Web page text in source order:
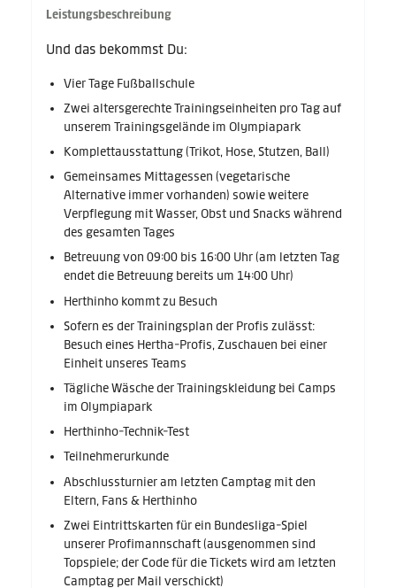
Leistungsbeschreibung
Und das bekommst Du:
Vier Tage Fußballschule
Zwei altersgerechte Trainingseinheiten pro Tag auf
unserem Trainingsgelände im Olympiapark
Komplettausstattung (Trikot, Hose, Stutzen, Ball)
Gemeinsames Mittagessen (vegetarische
Alternative immer vorhanden) sowie weitere
Verpflegung mit Wasser, Obst und Snacks während
des gesamten Tages
Betreuung von 09:00 bis 16:00 Uhr (am letzten Tag
endet die Betreuung bereits um 14:00 Uhr)
Herthinho kommt zu Besuch
Sofern es der Trainingsplan der Profis zulässt:
Besuch eines Hertha-Profis, Zuschauen bei einer
Einheit unseres Teams
Tägliche Wäsche der Trainingskleidung bei Camps
im Olympiapark
Herthinho-Technik-Test
Teilnehmerurkunde
Abschlussturnier am letzten Camptag mit den
Eltern, Fans & Herthinho
Zwei Eintrittskarten für ein Bundesliga-Spiel
unserer Profimannschaft (ausgenommen sind
Topspiele; der Code für die Tickets wird am letzten
Camptag per Mail verschickt)